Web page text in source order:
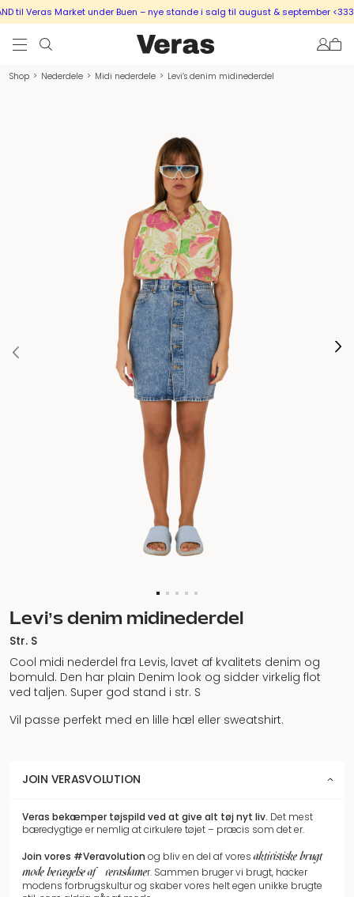
til Veras Market under Buen – nye stande i salg til august & september <333
Shop > Nederdele > Midi nederdele > Levi’s denim midinederdel
Levi’s denim midinederdel
Str. S
Cool midi nederdel fra Levis, lavet af kvalitets denim og
bomuld. Den har plain Denim look og sidder virkelig flot
ved taljen. Super god stand i str. S
Vil passe perfekt med en lille hæl eller sweatshirt.
JOIN VERASVOLUTION
Veras bekæmper tøjspild ved at give alt tøj nyt liv. Det mest
bæredygtige er nemlig at cirkulere tøjet – præcis som det er.
Join vores #Veravolution og bliv en del af voresaktivistiske brugt
mode bevægelse af #verasdamer. Sammen bruger vi brugt, hacker
modens forbrugskultur og skaber vores helt egen unikke brugte